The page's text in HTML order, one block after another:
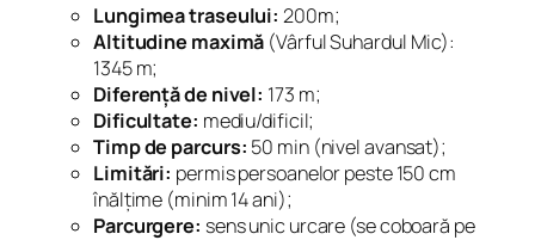
Lungimea traseului: 200m;
Altitudine maximă (Vârful Suhardul Mic):
1345 m;
Diferență de nivel: 173 m;
Dificultate: mediu/dificil;
Timp de parcurs: 50 min (nivel avansat);
Limitări: permis persoanelor peste 150 cm
înălțime (minim 14 ani);
Parcurgere: sens unic urcare (se coboară pe